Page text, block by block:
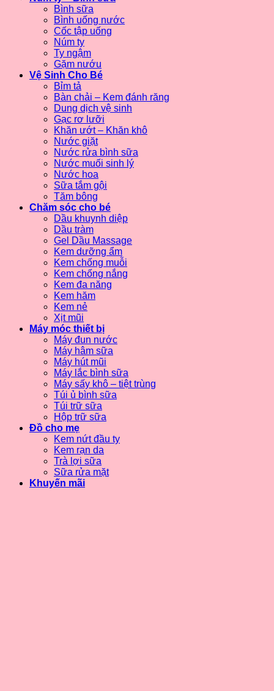
Bình sữa
Bình uống nước
Cốc tập uống
Núm ty
Ty ngậm
Gặm nướu
Vệ Sinh Cho Bé
Bỉm tả
Bàn chải – Kem đánh răng
Dung dịch vệ sinh
Gạc rơ lưỡi
Khăn ướt – Khăn khô
Nước giặt
Nước rửa bình sữa
Nước muối sinh lý
Nước hoa
Sữa tắm gội
Tăm bông
Chăm sóc cho bé
Dầu khuynh diệp
Dầu tràm
Gel Dầu Massage
Kem dưỡng ẩm
Kem chống muỗi
Kem chống nắng
Kem đa năng
Kem hăm
Kem nẻ
Xịt mũi
Máy móc thiết bị
Máy đun nước
Máy hâm sữa
Máy hút mũi
Máy lắc bình sữa
Máy sấy khô – tiệt trùng
Túi ủ bình sữa
Túi trữ sữa
Hộp trữ sữa
Đồ cho mẹ
Kem nứt đầu ty
Kem rạn da
Trà lợi sữa
Sữa rửa mặt
Khuyến mãi